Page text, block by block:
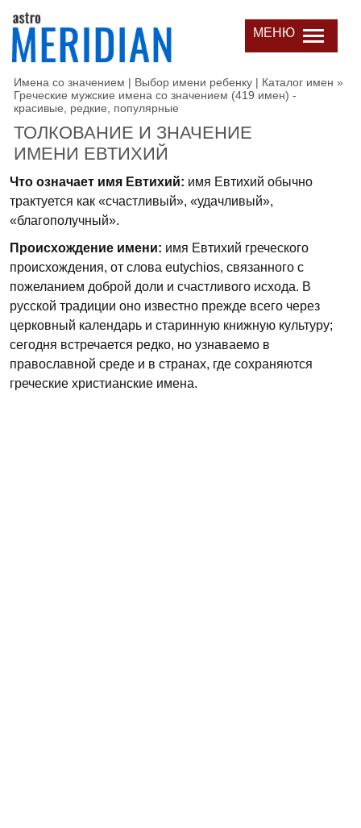
МЕНЮ
Имена со значением | Выбор имени ребенку | Каталог имен »
Греческие мужские имена со значением (419 имен) -
красивые, редкие, популярные
ТОЛКОВАНИЕ И ЗНАЧЕНИЕ
ИМЕНИ ЕВТИХИЙ
Что означает имя Евтихий: имя Евтихий обычно
трактуется как «счастливый», «удачливый»,
«благополучный».
Происхождение имени: имя Евтихий греческого
происхождения, от слова eutychios, связанного с
пожеланием доброй доли и счастливого исхода. В
русской традиции оно известно прежде всего через
церковный календарь и старинную книжную культуру;
сегодня встречается редко, но узнаваемо в
православной среде и в странах, где сохраняются
греческие христианские имена.